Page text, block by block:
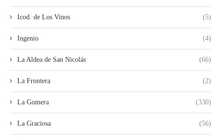
Icod. de Los Vinos (5)
Ingenio (4)
La Aldea de San Nicolás (66)
La Frontera (2)
La Gomera (330)
La Graciosa (56)